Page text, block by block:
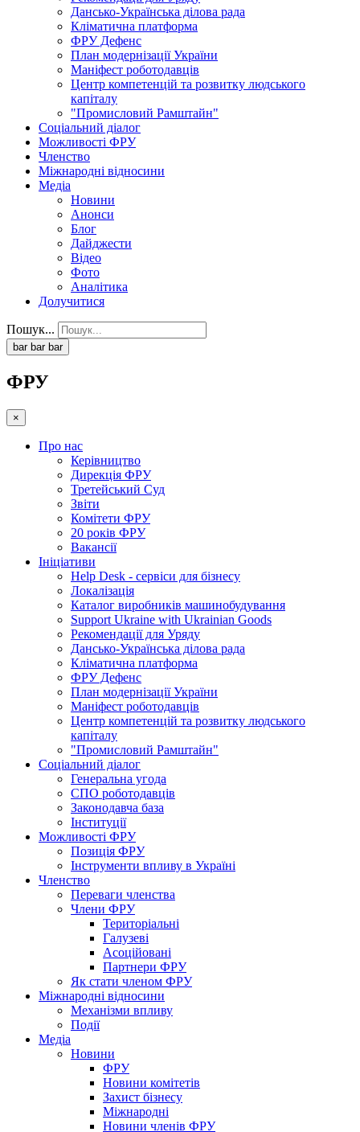
Дансько-Українська ділова рада
Кліматична платформа
ФРУ Дефенс
План модернізації України
Маніфест роботодавців
Центр компетенцій та розвитку людського
капіталу
"Промисловий Рамштайн"
Соціальний діалог
Можливості ФРУ
Членство
Міжнародні відносини
Медіа
Новини
Анонси
Блог
Дайджести
Відео
Фото
Аналітика
Долучитися
Пошук...
bar bar bar
ФРУ
×
Про нас
Керівництво
Дирекція ФРУ
Третейський Суд
Звіти
Комітети ФРУ
20 років ФРУ
Вакансії
Ініціативи
Help Desk - сервіси для бізнесу
Локалізація
Каталог виробників машинобудування
Support Ukraine with Ukrainian Goods
Рекомендації для Уряду
Дансько-Українська ділова рада
Кліматична платформа
ФРУ Дефенс
План модернізації України
Маніфест роботодавців
Центр компетенцій та розвитку людського
капіталу
"Промисловий Рамштайн"
Соціальний діалог
Генеральна угода
СПО роботодавців
Законодавча база
Інституції
Можливості ФРУ
Позиція ФРУ
Інструменти впливу в Україні
Членство
Переваги членства
Члени ФРУ
Територіальні
Галузеві
Асоційовані
Партнери ФРУ
Як стати членом ФРУ
Міжнародні відносини
Механізми впливу
Події
Медіа
Новини
ФРУ
Новини комітетів
Захист бізнесу
Міжнародні
Новини членів ФРУ